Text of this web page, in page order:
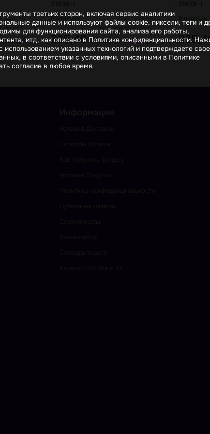
кол-во
30 /м.п.
бонус
В наличии
Мин. кол-во
для заказа 30 /м.п.
335,40₽ за м.п. +201 бонус
В наличии
Информация
третьих сторон, включая сервис аналитики
данные и используют файлы cookie, пиксели, теги и
для функционирования сайта, анализа его работы,
итд, как описано в Политике конфиденциальности.
использованием указанных технологий и подтверждаете свое
в соответствии с условиями, описанными в Политике
согласие в любое время.